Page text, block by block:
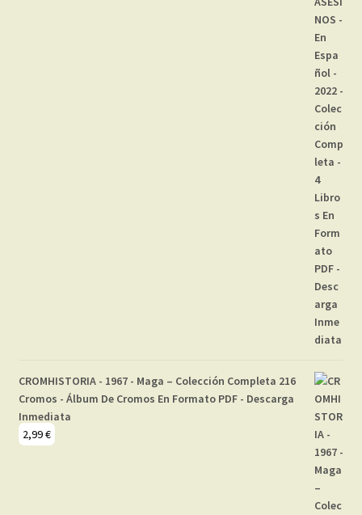
CROMHISTORIA - 1967 - Maga – Colección Completa 216
Cromos - Álbum De Cromos En Formato PDF - Descarga
Inmediata
2,99€